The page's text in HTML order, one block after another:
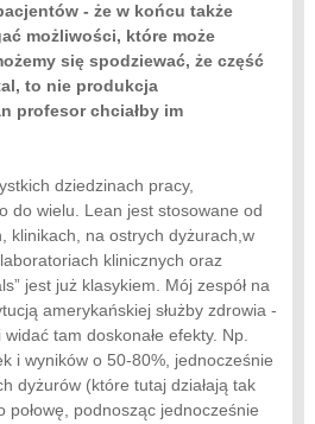
- że w końcu także
możliwości, które może
się spodziewać, że część
to nie produkcja
profesor chciałby im
dziedzinach pracy,
do wielu. Lean jest stosowane od
klinikach, na ostrych dyżurach,w
klinicznych oraz
jest już klasykiem. Mój zespół na
amerykańskiej służby zdrowia -
tam doskonałe efekty. Np.
i wyników o 50-80%, jednocześnie
dyżurów (które tutaj działają tak
podnosząc jednocześnie